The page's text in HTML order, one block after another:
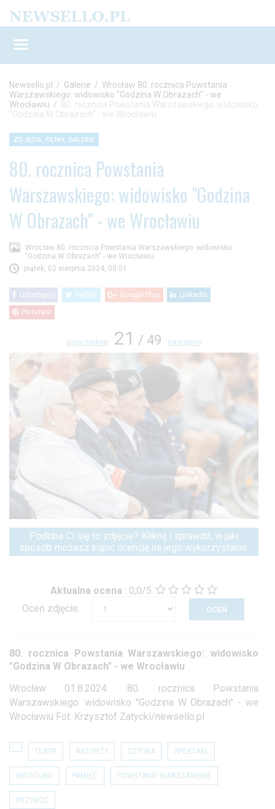
Newsello.pl / Galerie / Wrocław 80. rocznica Powstania
Warszawskiego: widowisko "Godzina W Obrazach" - we
Wrocławiu /
80. rocznica Powstania Warszawskiego: widowisko
"Godzina W Obrazach" - we Wrocławiu
ZDJĘCIA, FILMY, GALERIE
80. rocznica Powstania
Warszawskiego: widowisko "Godzina
W Obrazach" - we Wrocławiu
Wrocław 80. rocznica Powstania Warszawskiego: widowisko
"Godzina W Obrazach" - we Wrocławiu
piątek, 02 sierpnia 2024, 00:51
Udostępnij Twitter Google Plus LinkedIn
Pinterest
poprzednie 21 / 49 następne
Podoba Ci się to zdjęcie? Kliknij i sprawdź, w jaki
sposób możesz kupić licencję na jego wykorzystanie.
Aktualna ocena : 0,0/5
Oceń zdjęcie:
80. rocznica Powstania Warszawskiego: widowisko
"Godzina W Obrazach" - we Wrocławiu
Wrocław 01.8.2024: 80. rocznica Powstania
Warszawskiego: widowisko "Godzina W Obrazach" - we
Wrocławiu Fot: Krzysztof Zatycki/newsello.pl
TEATR AKTORZY SZTUKA SPEKTAKL
WROCŁAW PAMIĘĆ POWSTANIE WARSZAWSKIE
PRZYBOŚ